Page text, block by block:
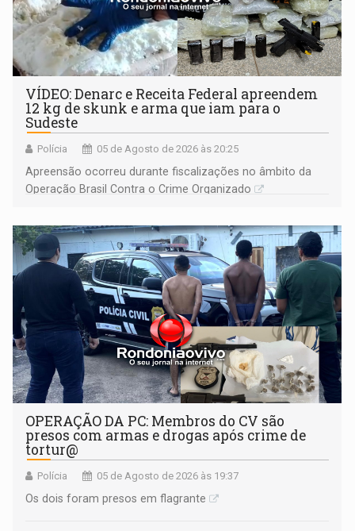
VÍDEO: Denarc e Receita Federal apreendem
12 kg de skunk e arma que iam para o
Sudeste
Polícia 05 de Agosto de 2026 às 20:25
Apreensão ocorreu durante fiscalizações no âmbito da
Operação Brasil Contra o Crime Organizado
OPERAÇÃO DA PC: Membros do CV são
presos com armas e drogas após crime de
tortur@
Polícia 05 de Agosto de 2026 às 19:37
Os dois foram presos em flagrante